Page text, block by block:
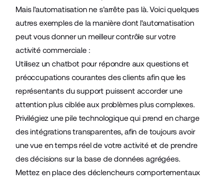
Mais l'automatisation ne s'arrête pas là. Voici quelques
autres exemples de la manière dont l'automatisation
peut vous donner un meilleur contrôle sur votre
activité commerciale :
Utilisez un chatbot pour répondre aux questions et
préoccupations courantes des clients afin que les
représentants du support puissent accorder une
attention plus ciblée aux problèmes plus complexes.
Privilégiez une pile technologique qui prend en charge
des intégrations transparentes, afin de toujours avoir
une vue en temps réel de votre activité et de prendre
des décisions sur la base de données agrégées.
Mettez en place des déclencheurs comportementaux